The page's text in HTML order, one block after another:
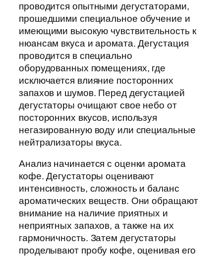
проводится опытными дегустаторами,
прошедшими специальное обучение и
имеющими высокую чувствительность к
нюансам вкуса и аромата. Дегустация
проводится в специально
оборудованных помещениях, где
исключается влияние посторонних
запахов и шумов. Перед дегустацией
дегустаторы очищают свое небо от
посторонних вкусов, используя
негазированную воду или специальные
нейтрализаторы вкуса.
Анализ начинается с оценки аромата
кофе. Дегустаторы оценивают
интенсивность, сложность и баланс
ароматических веществ. Они обращают
внимание на наличие приятных и
неприятных запахов, а также на их
гармоничность. Затем дегустаторы
проделывают пробу кофе, оценивая его